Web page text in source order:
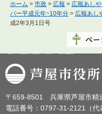
ホーム > 市政 > 広報 > 広報あし
バー平成元年~10年分 > 広報あし
成2年3月1日号
芦屋市役所
〒659-8501 兵庫県芦屋市精
電話番号：0797-31-2121（代